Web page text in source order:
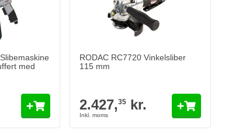
med
RODAC RC7720 Vinkelsliber
115 mm
2.427,35 kr.